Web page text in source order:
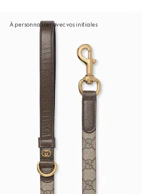
À personnaliser avec vos initiales